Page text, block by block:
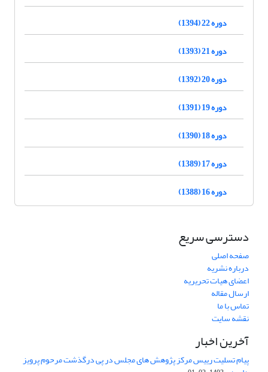
دوره 22 (1394)
دوره 21 (1393)
دوره 20 (1392)
دوره 19 (1391)
دوره 18 (1390)
دوره 17 (1389)
دوره 16 (1388)
دسترسی سریع
صفحه اصلی
درباره نشریه
اعضای هیات تحریریه
ارسال مقاله
تماس با ما
نقشه سایت
آخرین اخبار
پیام تسلیت رییس مرکز پژوهش های مجلس در پی درگذشت مرحوم پرویز